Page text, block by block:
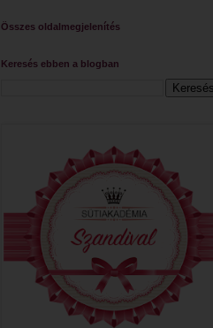
Összes oldalmegjelenítés
Keresés ebben a blogban